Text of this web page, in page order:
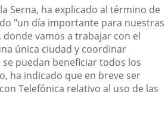
Serna, ha explicado al término de
"un día importante para nuestras
donde vamos a trabajar con el
única ciudad y coordinar
puedan beneficiar todos los
ha indicado que en breve ser
Telefónica relativo al uso de las